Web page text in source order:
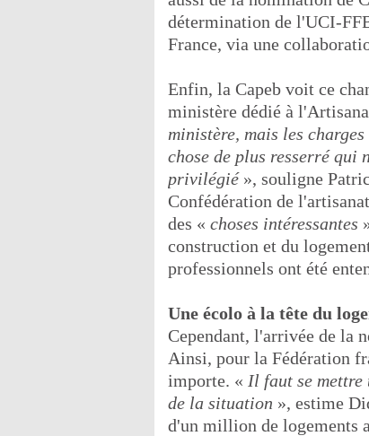
détermination de l'UCI-
France, via une
Enfin, la Capeb voit ce
ministère dédié à
ministère, mais les
chose de plus resserré qui
privilégié», souligne
Confédération de
des « choses intéressantes
construction et du
professionnels ont été
Une écolo à la tête du
Cependant, l'arrivée de la
Ainsi, pour la Fédération
importe. « Il faut se
de la situation », estime
d'un million de logements